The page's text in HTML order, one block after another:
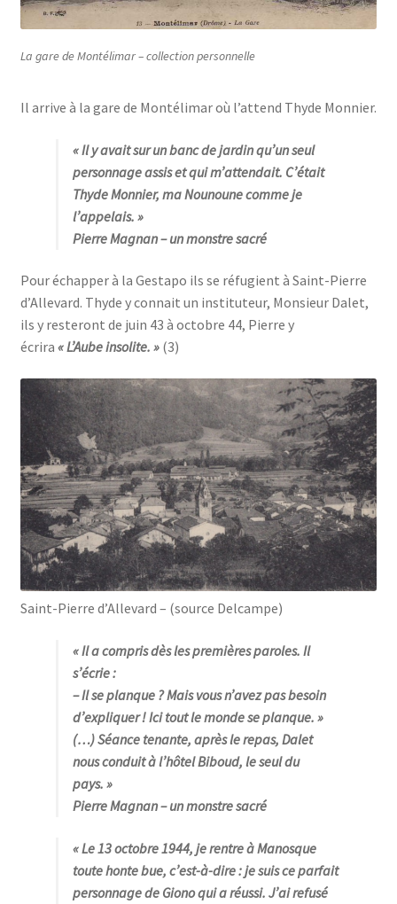
La gare de Montélimar – collection personnelle
Il arrive à la gare de Montélimar où l’attend Thyde Monnier.
« Il y avait sur un banc de jardin qu’un seul
personnage assis et qui m’attendait. C’était
Thyde Monnier, ma Nounoune comme je
l’appelais. »
Pierre Magnan– un monstre sacré
Pour échapper à la Gestapo ils se réfugient à Saint-Pierre
d’Allevard. Thyde y connait un instituteur, Monsieur Dalet,
ils y resteront de juin 43 à octobre 44, Pierre y
écrira « L’Aube insolite. » (3)
Saint-Pierre d’Allevard – (source Delcampe)
« Il a compris dès les premières paroles. Il
s’écrie :
– Il se planque ? Mais vous n’avez pas besoin
d’expliquer ! Ici tout le monde se planque. »
(…) Séance tenante, après le repas, Dalet
nous conduit à l’hôtel Biboud, le seul du
pays. »
Pierre Magnan– un monstre sacré
« Le 13 octobre 1944, je rentre à Manosque
toute honte bue, c’est-à-dire : je suis ce parfait
personnage de Giono qui a réussi. J’ai refusé